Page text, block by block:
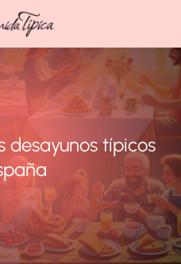
desayunos típicos